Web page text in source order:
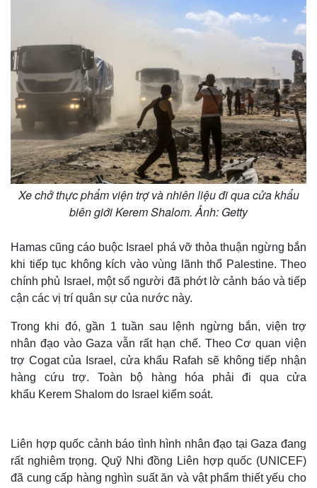
Xe chở thực phẩm viện trợ và nhiên liệu đi qua cửa khẩu
biên giới Kerem Shalom. Ảnh: Getty
Hamas cũng cáo buộc Israel phá vỡ thỏa thuận ngừng bắn
khi tiếp tục không kích vào vùng lãnh thổ Palestine. Theo
chính phủ Israel, một số người đã phớt lờ cảnh báo và tiếp
cận các vị trí quân sự của nước này.
Trong khi đó, gần 1 tuần sau lệnh ngừng bắn, viện trợ
nhân đạo vào Gaza vẫn rất hạn chế. Theo Cơ quan viện
trợ Cogat của Israel, cửa khẩu Rafah sẽ không tiếp nhận
hàng cứu trợ. Toàn bộ hàng hóa phải đi qua cửa
khẩu Kerem Shalom do Israel kiểm soát.
Liên hợp quốc cảnh báo tình hình nhân đạo tại Gaza đang
rất nghiêm trọng. Quỹ Nhi đồng Liên hợp quốc (UNICEF)
đã cung cấp hàng nghìn suất ăn và vật phẩm thiết yếu cho